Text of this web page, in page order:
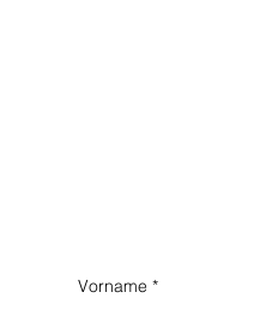
Vorname